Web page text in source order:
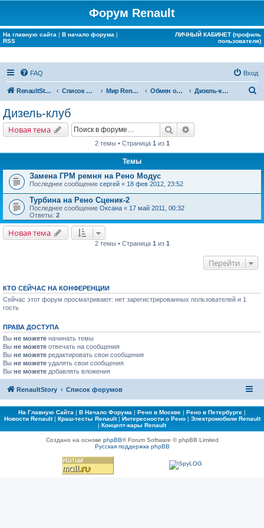
Форум Renault
На главную сайта | В начало форума |
RSS
ЛИЧНЫЙ КАБИНЕТ (профиль
пользователя)
FAQ Вход
RenaultStory Список форумов Мир Renault Обмен опытом Дизель-клуб
Дизель-клуб
Новая тема Поиск
2 темы • Страница 1 из 1
Темы
Замена ГРМ ремня на Рено Модус
Последнее сообщение сергей « 18 фев 2012, 23:52
Турбина на Рено Сценик-2
Последнее сообщение Оксана « 17 май 2011, 00:32
Ответы: 2
Новая тема
2 темы • Страница 1 из 1
Перейти
КТО СЕЙЧАС НА КОНФЕРЕНЦИИ
Сейчас этот форум просматривают: нет зарегистрированных пользователей и 1
гость
ПРАВА ДОСТУПА
Вы не можете начинать темы
Вы не можете отвечать на сообщения
Вы не можете редактировать свои сообщения
Вы не можете удалять свои сообщения
Вы не можете добавлять вложения
RenaultStory Список форумов
На Главную Сайта | В Начало Форума | Рено в Москве | Рено в Петербурге |
Новости Renault| Краш-тесты Renault| Интересности о Рено| Электромобили Renault
| Концепт-кары Renault
Создано на основе phpBB® Forum Software © phpBB Limited
Русская поддержка phpBB